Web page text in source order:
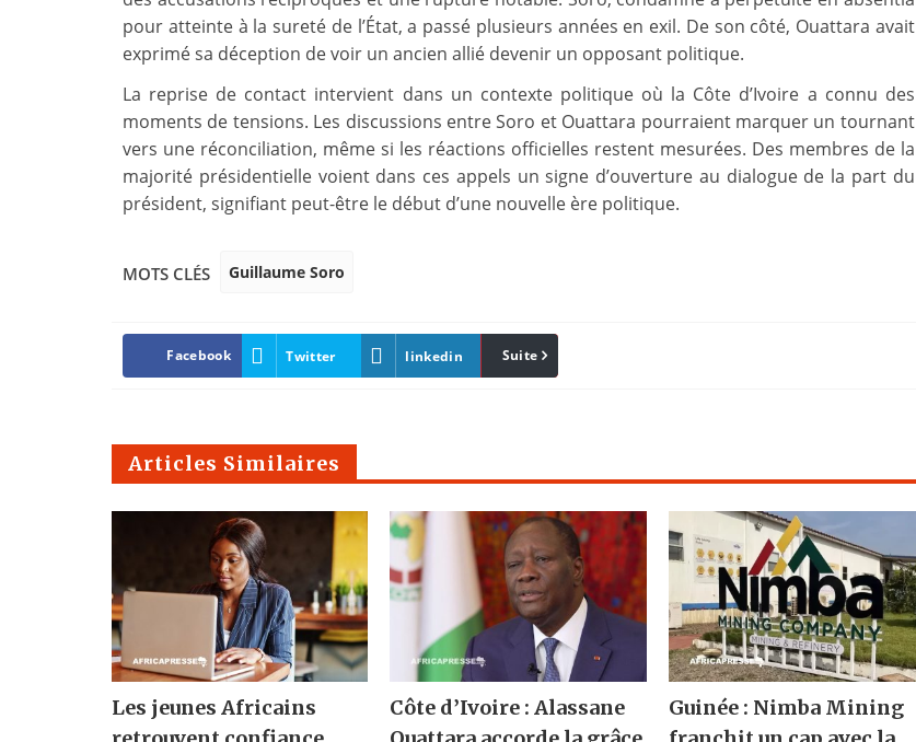
pour atteinte à la sureté de l’État, a passé plusieurs années en exil. De son côté, Ouattara avait
exprimé sa déception de voir un ancien allié devenir un opposant politique.
La reprise de contact intervient dans un contexte politique où la Côte d’Ivoire a connu des
moments de tensions. Les discussions entre Soro et Ouattara pourraient marquer un tournant
vers une réconciliation, même si les réactions officielles restent mesurées. Des membres de la
majorité présidentielle voient dans ces appels un signe d’ouverture au dialogue de la part du
président, signifiant peut-être le début d’une nouvelle ère politique.
MOTS CLÉS Guillaume Soro
Facebook Twitter linkedin Pinterest
Suite
Articles Similaires
Les jeunes Africains
Côte d’Ivoire : Alassane
Guinée : Nimba Mining